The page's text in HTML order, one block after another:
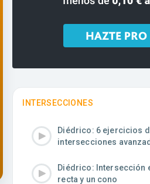
INTERSECCIONES
Diédrico: 6 ejercicios
intersecciones
Diédrico: Intersección
recta y un cono